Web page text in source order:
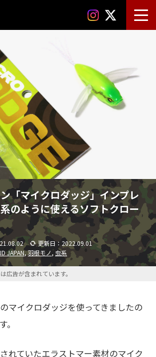
「マイクロダッジ」インプレ
のように使えるソフトクロー
更新日：2022.09.01
JAPAN,羽根モノ, 虫系
広告が含まれています。
マイクロダッジを使ってきましたの
。
れていたエラストマー素材のマイク